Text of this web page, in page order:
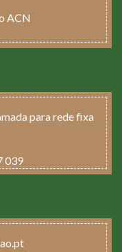
ACN
para rede fixa
039